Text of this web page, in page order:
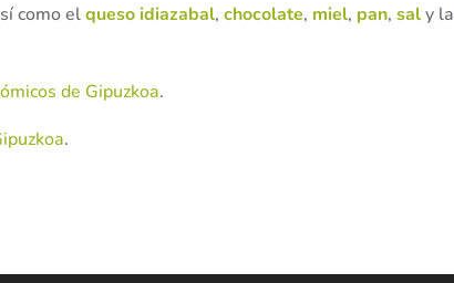
como elqueso idiazabal,chocolate, miel, pan,saly la
de Gipuzkoa.
.